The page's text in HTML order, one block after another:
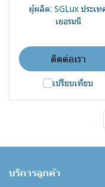
ผู้ผลิต: SGLux ประเท
เยอรมนี
ติดต่อเรา
เปรียบเทียบ
บริการลูกค้า